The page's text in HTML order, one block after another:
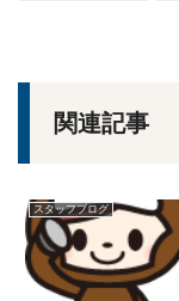
関連記事
スタッフブログ